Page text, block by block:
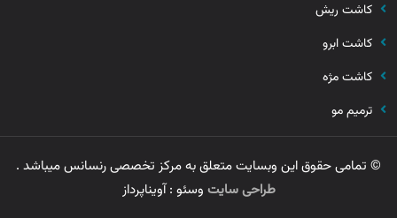
کاشت ریش
کاشت ابرو
کاشت مژه
ترمیم مو
© تمامی حقوق این وبسایت متعلق به مرکز تخصصی رنسانس میباشد .
طراحی سایت وسئو : آویناپرداز